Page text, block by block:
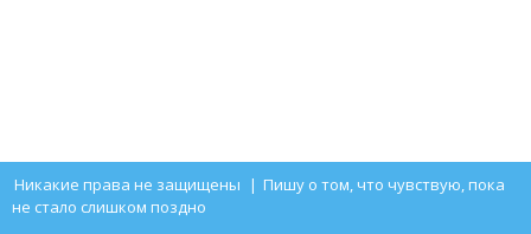
Никакие права не защищены | Пишу о том, что чувствую, пока
не стало слишком поздно